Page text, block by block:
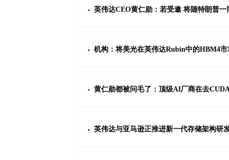
英伟达CEO黄仁勋：若受邀 将随特朗普一
机构：将美光在英伟达Rubin中的HBM4
黄仁勋都被问毛了：顶级AI厂商在去
英伟达与亚马逊正推进新一代存储架构研